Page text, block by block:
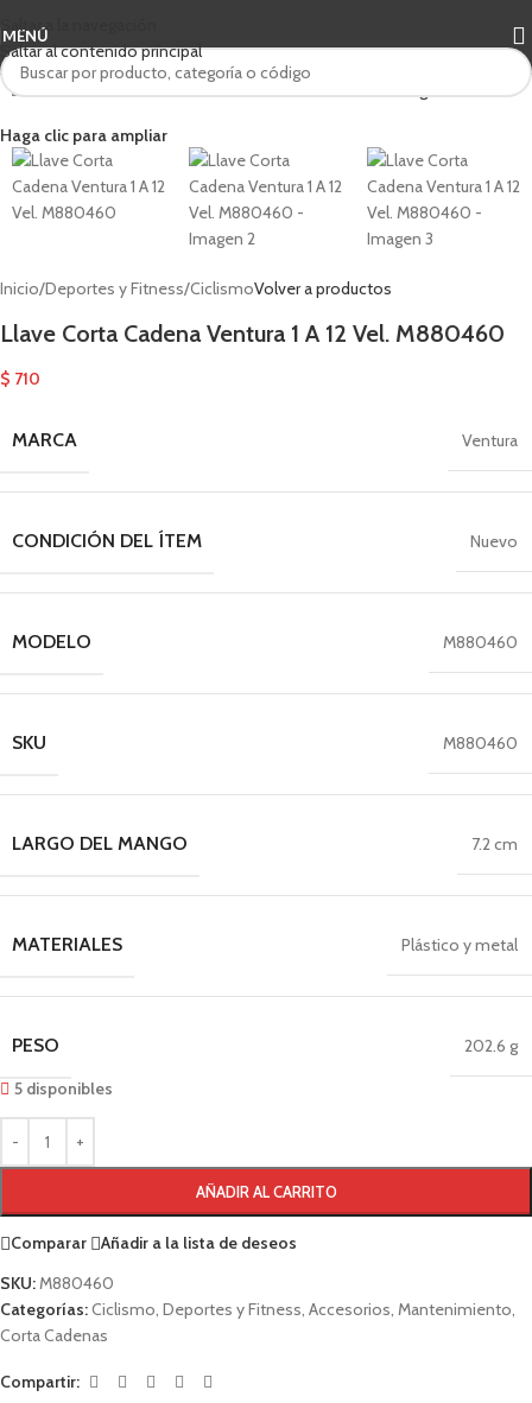
Saltar a la navegación
Saltar al contenido principal
MENÚ
Haga clic para ampliar
Inicio/Deportes y Fitness/CiclismoVolver a productos
Llave Corta Cadena Ventura 1 A 12 Vel. M880460
$ 710
MARCA Ventura
CONDICIÓN DEL ÍTEM Nuevo
MODELO M880460
SKU M880460
LARGO DEL MANGO 7.2 cm
MATERIALES Plástico y metal
PESO
202.6 g
5 disponibles
AÑADIR AL CARRITO
Comparar
Añadir a la lista de deseos
SKU: M880460
Categorías:Ciclismo Deportes y Fitness Accesorios Mantenimiento
Corta Cadenas
Compartir: